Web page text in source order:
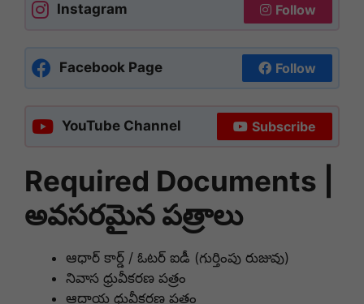
Instagram Follow
Facebook Page Follow
YouTube Channel Subscribe
Required Documents |
అవసరమైన పత్రాలు
ఆధార్ కార్డ్ / ఓటర్ ఐడీ (గుర్తింపు రుజువు)
నివాస ధ్రువీకరణ పత్రం
ఆదాయ ధ్రువీకరణ పత్రం